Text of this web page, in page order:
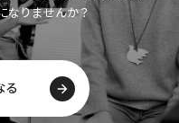
なりませんか？
る